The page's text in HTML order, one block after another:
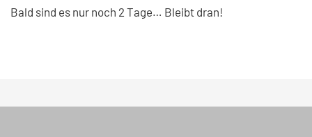
Bald sind es nur noch 2 Tage… Bleibt dran!